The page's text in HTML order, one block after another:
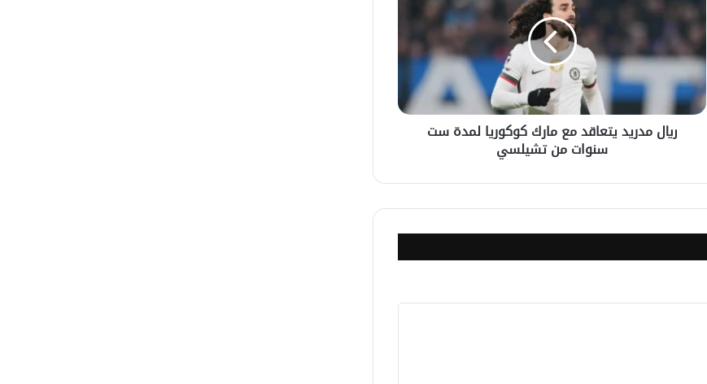
يتعاقد
مع
مارك
كوكوريا
لمدة
ست
سنوات
ريال مدريد يتعاقد مع مارك كوكوريا لمدة ست
سنوات من تشيلسي